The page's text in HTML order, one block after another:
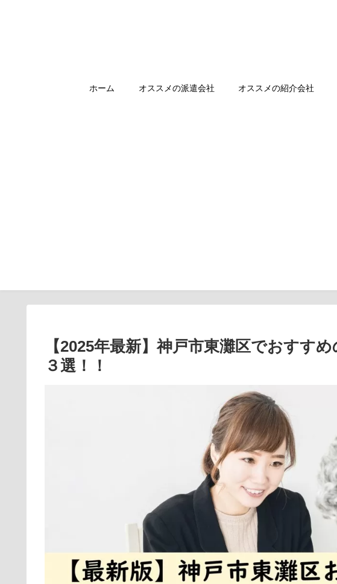
ホーム オススメの派遣会社 オススメの紹介会社
【2025年最新】神戸市東灘区でおすす
３選！！